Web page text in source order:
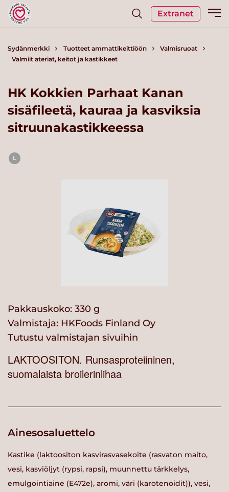
Extranet
Sydänmerkki Tuotteet ammattikeittiöön
Valmisruoat
Valmiit ateriat, keitot ja kastikkeet
HK Kokkien Parhaat Kanan
sisäfileetä, kauraa ja kasviksia
sitruunakastikkeessa
L
Pakkauskoko: 330 g
Valmistaja: HKFoods Finland Oy
Tutustu valmistajan sivuihin
LAKTOOSITON. Runsasproteiininen,
suomalaista broilerinlihaa
Ainesosaluettelo
Kastike (laktoositon kasvirasvasekoite (rasvaton maito,
vesi, kasviöljyt (rypsi, rapsi), muunnettu tärkkelys,
emulgointiaine (E472e), aromi, väri (karotenoidit)), vesi,